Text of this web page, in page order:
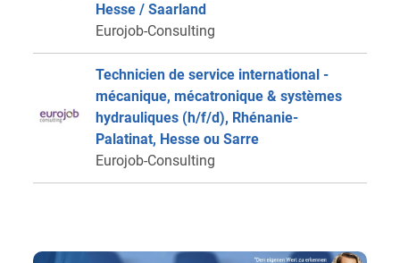
Hesse / Saarland
Eurojob-Consulting
Technicien de service international -
mécanique, mécatronique & systèmes
hydrauliques (h/f/d), Rhénanie-
Palatinat, Hesse ou Sarre
Eurojob-Consulting